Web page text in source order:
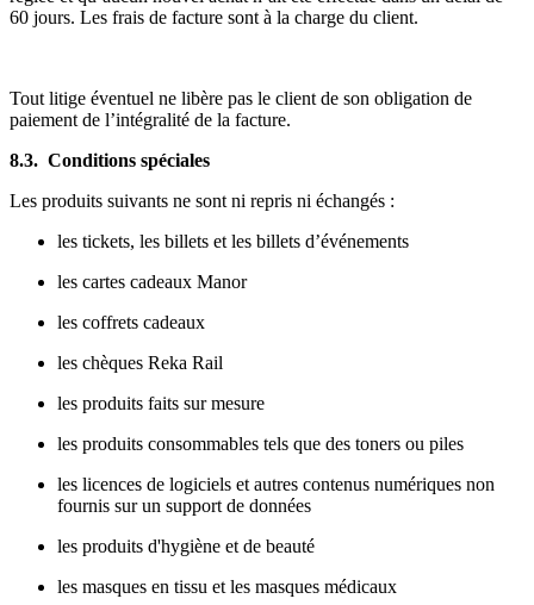
60 jours. Les frais de facture sont à la charge du client.
Tout litige éventuel ne libère pas le client de son obligation de
paiement de l’intégralité de la facture.
8.3. Conditions spéciales
Les produits suivants ne sont ni repris ni échangés :
les tickets, les billets et les billets d’événements
les cartes cadeaux Manor
les coffrets cadeaux
les chèques Reka Rail
les produits faits sur mesure
les produits consommables tels que des toners ou piles
les licences de logiciels et autres contenus numériques non
fournis sur un support de données
les produits d'hygiène et de beauté
les masques en tissu et les masques médicaux